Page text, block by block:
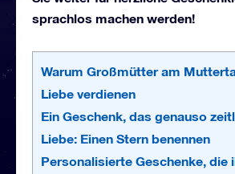
sprachlos machen werden!
Warum Großmütter am
Liebe verdienen
Ein Geschenk, das genauso
Liebe: Einen Stern benennen
Personalisierte Geschenke, die